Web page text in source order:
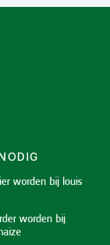
worden bij louis
worden bij